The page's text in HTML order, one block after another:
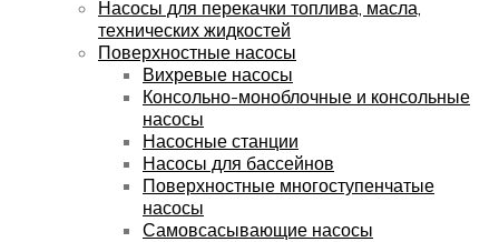
Насосы для перекачки топлива, масла,
технических жидкостей
Поверхностные насосы
Вихревые насосы
Консольно-моноблочные и консольные
насосы
Насосные станции
Насосы для бассейнов
Поверхностные многоступенчатые
насосы
Самовсасывающие насосы